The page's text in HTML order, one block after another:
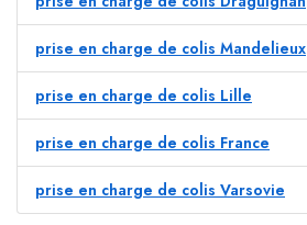
prise en charge de colis Mandelieux
prise en charge de colis Lille
prise en charge de colis France
prise en charge de colis Varsovie